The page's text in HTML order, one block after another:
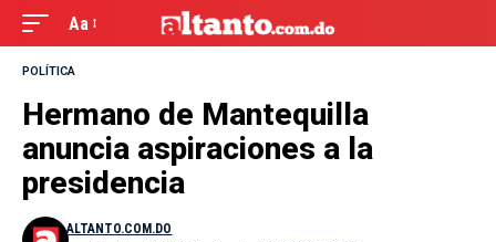
Aa
POLÍTICA
Hermano de Mantequilla
anuncia aspiraciones a la
presidencia
ALTANTO.COM.DO